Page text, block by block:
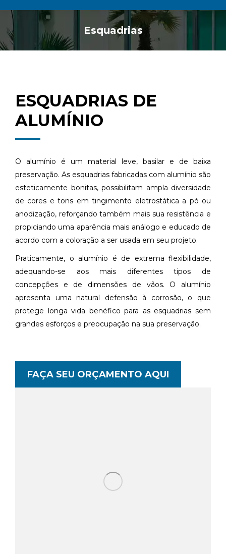
Esquadrias
Você está aqui:
ESQUADRIAS DE
ALUMÍNIO
O alumínio é um material leve, basilar e de baixa
preservação. As esquadrias fabricadas com alumínio são
esteticamente bonitas, possibilitam ampla diversidade
de cores e tons em tingimento eletrostática a pó ou
anodização, reforçando também mais sua resistência e
propiciando uma aparência mais análogo e educado de
acordo com a coloração a ser usada em seu projeto.
Praticamente, o alumínio é de extrema flexibilidade,
adequando-se aos mais diferentes tipos de
concepções e de dimensões de vãos. O alumínio
apresenta uma natural defensão à corrosão, o que
protege longa vida benéfico para as esquadrias sem
grandes esforços e preocupação na sua preservação.
FAÇA SEU ORÇAMENTO AQUI